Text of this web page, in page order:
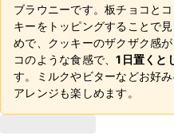
ブラウニーです。板チョコと
キーをトッピングすることで
めで、クッキーのザクザク感
コのような食感で、1日置くと
す。ミルクやビターなどお好
アレンジも楽しめます。